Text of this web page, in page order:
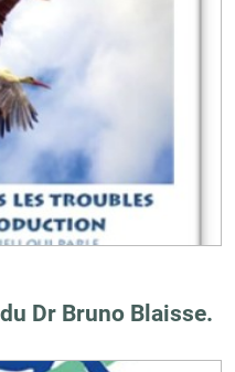
Dr Bruno Blaisse.